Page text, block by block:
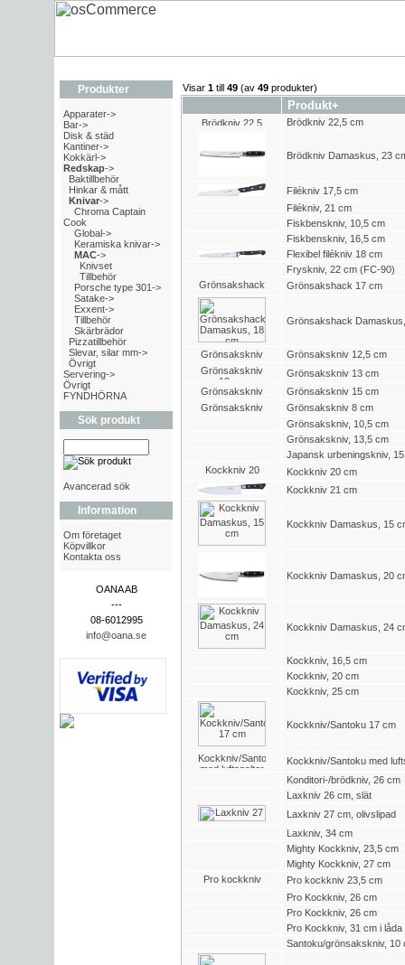
Produkter
Apparater->
Bar->
Disk & städ
Kantiner->
Kokkärl->
Redskap->
Baktillbehör
Hinkar & mått
Knivar->
Chroma Captain
Cook
Global->
Keramiska knivar->
MAC->
Knivset
Tillbehör
Porsche type 301->
Satake->
Exxent->
Tillbehör
Skärbrädor
Pizzatillbehör
Slevar, silar mm->
Övrigt
Servering->
Övrigt
FYNDHÖRNA
Sök produkt
Avancerad sök
Information
Om företaget
Köpvillkor
Kontakta oss
OANA AB
---
08-6012995
info@oana.se
Visar 1 till 49 (av 49 produkter)
Produkt+
Brödkniv 22,5 cm
Brödkniv Damaskus, 23
Filékniv 17,5 cm
Filékniv, 21 cm
Fiskbenskniv, 10,5 cm
Fiskbenskniv, 16,5 cm
Flexibel filékniv 18 cm
Fryskniv, 22 cm (FC-90)
Grönsakshack 17 cm
Grönsakshack
Grönsakskniv 12,5 cm
Grönsakskniv 13 cm
Grönsakskniv 15 cm
Grönsakskniv 8 cm
Grönsakskniv, 10,5 cm
Grönsakskniv, 13,5 cm
Japansk urbeningskniv,
Kockkniv 20 cm
Kockkniv 21 cm
Kockkniv Damaskus, 15
Kockkniv Damaskus, 20
Kockkniv Damaskus, 24
Kockkniv, 16,5 cm
Kockkniv, 20 cm
Kockkniv, 25 cm
Kockkniv/Santoku 17 cm
Kockkniv/Santoku med
Konditori-/brödkniv, 26 cm
Laxkniv 26 cm, slät
Laxkniv 27 cm, olivslipad
Laxkniv, 34 cm
Mighty Kockkniv, 23,5 cm
Mighty Kockkniv, 27 cm
Pro kockkniv 23,5 cm
Pro Kockkniv, 26 cm
Pro Kockkniv, 26 cm
Pro Kockkniv, 31 cm i låda
Santoku/grönsakskniv, 10